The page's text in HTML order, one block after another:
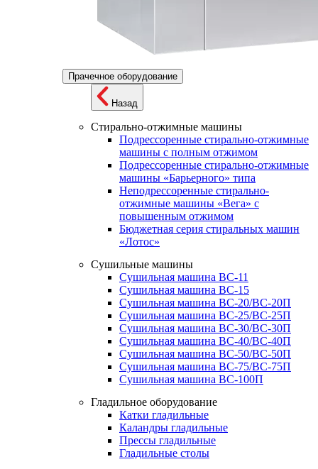
Прачечное оборудование
Назад
Стирально-отжимные машины
Подрессоренные стирально-отжимные
машины с полным отжимом
Подрессоренные стирально-отжимные
машины «Барьерного» типа
Неподрессоренные стирально-
отжимные машины «Вега» с
повышенным отжимом
Бюджетная серия стиральных машин
«Лотос»
Сушильные машины
Сушильная машина ВС-11
Сушильная машина ВС-15
Сушильная машина ВС-20/ВС-20П
Сушильная машина ВС-25/ВС-25П
Сушильная машина ВС-30/ВС-30П
Сушильная машина ВС-40/ВС-40П
Сушильная машина ВС-50/ВС-50П
Сушильная машина ВС-75/ВС-75П
Сушильная машина ВС-100П
Гладильное оборудование
Катки гладильные
Каландры гладильные
Прессы гладильные
Гладильные столы